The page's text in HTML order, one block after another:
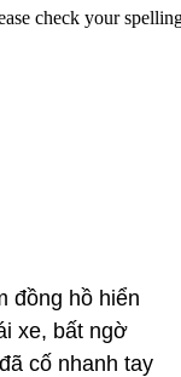
đồng hồ hiển
xe, bất ngờ
cố nhanh tay